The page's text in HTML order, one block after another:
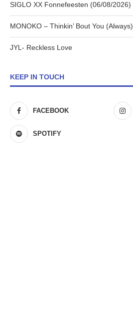
SIGLO XX Fonnefeesten (06/08/2026)
MONOKO – Thinkin’ Bout You (Always)
JYL- Reckless Love
KEEP IN TOUCH
FACEBOOK
SPOTIFY